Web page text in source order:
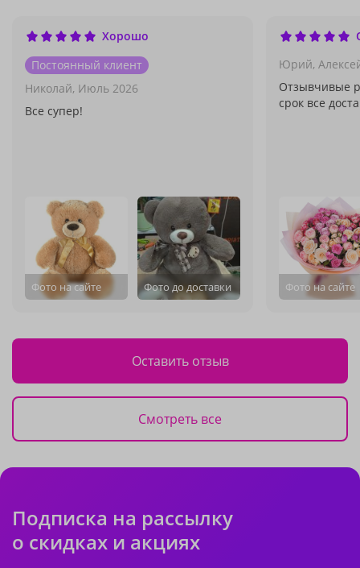
Хорошо
Постоянный клиент
Николай, Июль 2026
Все супер!
Фото на сайте Фото до доставки
Юрий,
Отзывчивые
срок все
Фото на сайте
Оставить отзыв
Смотреть все
Подписка на рассылку
о скидках и акциях